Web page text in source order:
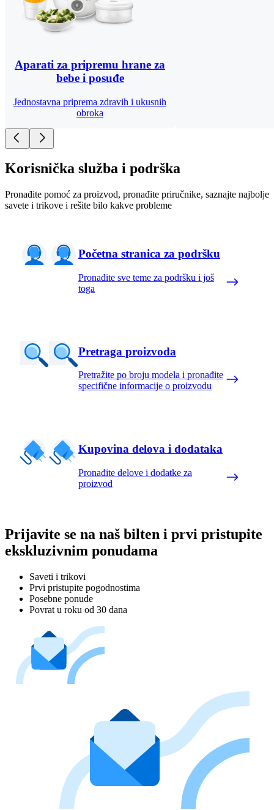
Aparati za pripremu hrane za
bebe i posuđe
Jednostavna priprema zdravih i ukusnih
obroka
Korisnička služba i podrška
Pronađite pomoć za proizvod, pronađite priručnike, saznajte najbolje
savete i trikove i rešite bilo kakve probleme
Početna stranica za podršku
Pronađite sve teme za podršku i još
toga
Pretraga proizvoda
Pretražite po broju modela i pronađite
specifične informacije o proizvodu
Kupovina delova i dodataka
Pronađite delove i dodatke za
proizvod
Prijavite se na naš bilten i prvi pristupite
ekskluzivnim ponudama
Saveti i trikovi
Prvi pristupite pogodnostima
Posebne ponude
Povrat u roku od 30 dana